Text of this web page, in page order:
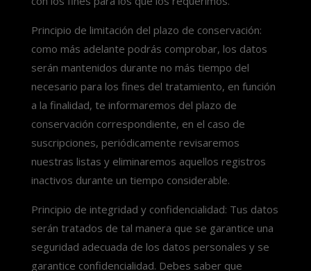
Principio de limitación del plazo de conservación:
como más adelante podrás comprobar, los datos
serán mantenidos durante no más tiempo del
necesario para los fines del tratamiento, en función
a la finalidad, te informaremos del plazo de
conservación correspondiente, en el caso de
suscripciones, periódicamente revisaremos
nuestras listas y eliminaremos aquellos registros
inactivos durante un tiempo considerable.
Principio de integridad y confidencialidad: Tus datos
serán tratados de tal manera que se garantice una
seguridad adecuada de los datos personales y se
garantice confidencialidad. Debes saber que